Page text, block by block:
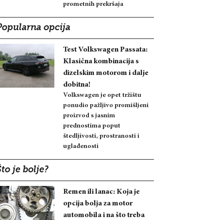
prometnih prekršaja
opcija
Test Volkswagen Passata:
Klasična kombinacija s
dizelskim motorom i dalje
dobitna!
Volkswagen je opet tržištu
ponudio pažljivo promišljeni
proizvod s jasnim
prednostima poput
štedljivosti, prostranosti i
uglađenosti
je bolje?
Remen ili lanac: Koja je
opcija bolja za motor
automobila i na što treba